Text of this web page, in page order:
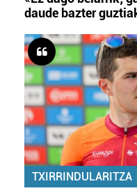
daude bazter
TXIRRINDULARITZA